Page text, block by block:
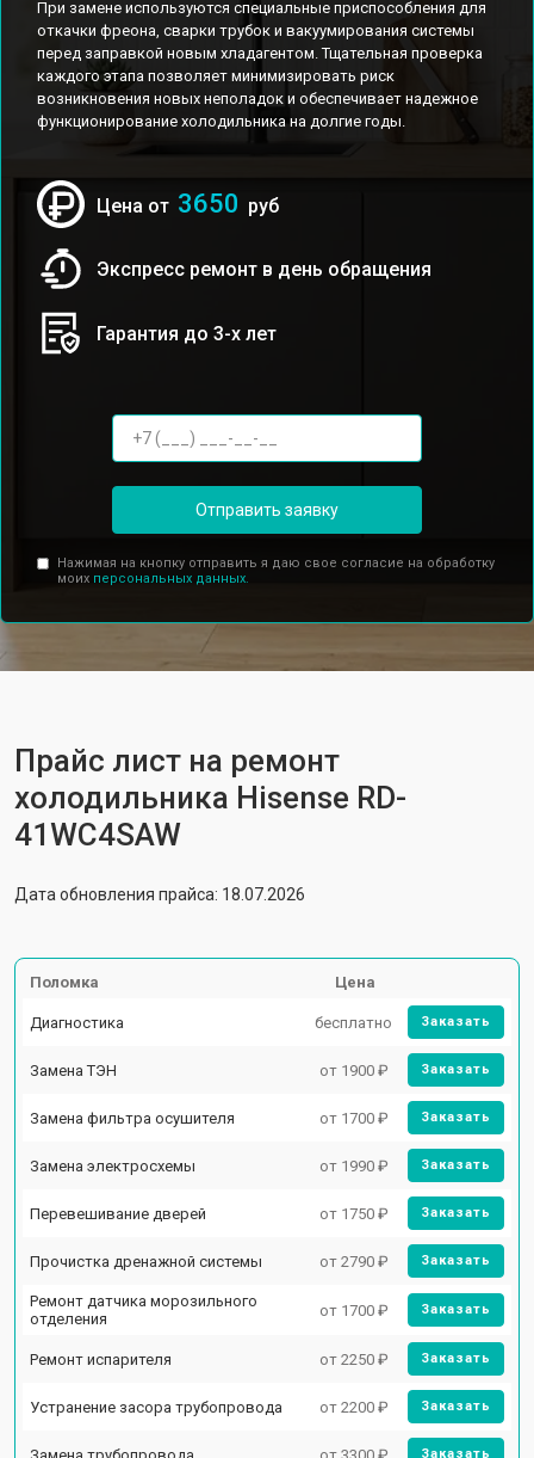
При замене используются специальные приспособления для
откачки фреона, сварки трубок и вакуумирования системы
перед заправкой новым хладагентом. Тщательная проверка
каждого этапа позволяет минимизировать риск
возникновения новых неполадок и обеспечивает надежное
функционирование холодильника на долгие годы.
Цена от 3650 руб
Экспресс ремонт в день обращения
Гарантия до 3-х лет
Отправить заявку
Нажимая на кнопку отправить я даю свое согласие на обработку
моих персональных данных.
Прайс лист на ремонт
холодильника Hisense RD-
41WC4SAW
Дата обновления прайса: 18.07.2026
Поломка Цена
Диагностика бесплатно Заказать
Замена ТЭН от 1900 ₽ Заказать
Замена фильтра осушителя от 1700 ₽ Заказать
Замена электросхемы от 1990 ₽ Заказать
Перевешивание дверей от 1750 ₽ Заказать
Прочистка дренажной системы от 2790 ₽ Заказать
Ремонт датчика морозильного
отделения
от 1700 ₽ Заказать
Ремонт испарителя от 2250 ₽ Заказать
Устранение засора трубопровода от 2200 ₽ Заказать
Замена трубопровода от 3300 ₽ Заказать